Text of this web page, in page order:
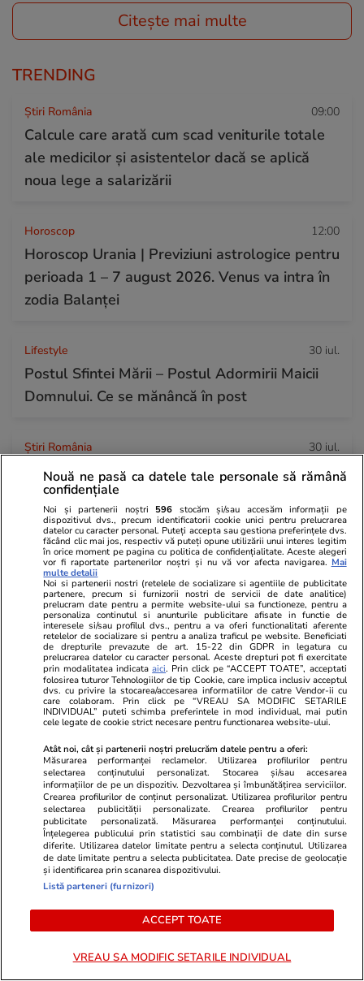
Citește mai multe
TRENDING
Știri România 09:00
Calcule care arată cum scad veniturile totale
ale medicilor și asistentelor dacă se aplică
noua lege a salarizării
Horoscop 12:00
Horoscop Urania | Previziuni astrologice pentru
perioada 1 – 7 august 2026. Venus va intra în
zodia Balanței
Lifestyle 30 iul.
Postul Sfintei Mării – Postul Adormirii Maicii
Domnului. Ce se mănâncă în post
Știri România 30 iul.
Rezultatele loto din 30 iulie 2026. Numerele
câștigătoare extrase joi
Horoscop 12:00
Horoscop Urania săptămânal
pentru Rac. Previziuni pentru
perioada 1 – 7 august 2026
Horoscop
Horoscop
pentru
perioada 1
Tehnologie
condiționat – greșeli frecvente
Nouă ne pasă ca datele tale personale să rămână
confidențiale
Noi și partenerii noștri 596 stocăm și/sau accesăm informații pe
dispozitivul dvs., precum identificatorii cookie unici pentru prelucrarea
datelor cu caracter personal. Puteți accepta sau gestiona preferințele dvs.
făcând clic mai jos, respectiv vă puteți opune utilizării unui interes legitim
în orice moment pe pagina cu politica de confidențialitate. Aceste alegeri
vor fi raportate partenerilor noștri și nu vă vor afecta navigarea. Mai
multe detalii
Noi si partenerii nostri (retelele de socializare si agentiile de publicitate
partenere, precum si furnizorii nostri de servicii de date analitice)
prelucram date pentru a permite website-ului sa functioneze, pentru a
personaliza continutul si anunturile publicitare afisate in functie de
interesele si/sau profilul dvs., pentru a va oferi functionalitati aferente
retelelor de socializare si pentru a analiza traficul pe website. Beneficiati
de drepturile prevazute de art. 15-22 din GDPR in legatura cu
prelucrarea datelor cu caracter personal. Aceste drepturi pot fi exercitate
prin modalitatea indicataaici. Prin click pe “ACCEPT TOATE”, acceptati
folosirea tuturor Tehnologiilor de tip Cookie, care implica inclusiv acceptul
dvs. cu privire la stocarea/accesarea informatiilor de catre Vendor-ii cu
care colaboram. Prin click pe “VREAU SA MODIFIC SETARILE
INDIVIDUAL” puteti schimba preferintele in mod individual, mai putin
cele legate de cookie strict necesare pentru functionarea website-ului.
Atât noi, cât și partenerii noștri prelucrăm datele pentru a oferi:
Măsurarea performanței reclamelor. Utilizarea profilurilor pentru
selectarea conținutului personalizat. Stocarea și/sau accesarea
informațiilor de pe un dispozitiv. Dezvoltarea și îmbunătățirea serviciilor.
Crearea profilurilor de conținut personalizat. Utilizarea profilurilor pentru
selectarea publicității personalizate. Crearea profilurilor pentru
publicitate personalizată. Măsurarea performanței conținutului.
Înțelegerea publicului prin statistici sau combinații de date din surse
diferite. Utilizarea datelor limitate pentru a selecta conținutul. Utilizarea
de date limitate pentru a selecta publicitatea. Date precise de geolocație
și identificarea prin scanarea dispozitivului.
Listă parteneri (furnizori)
ACCEPT TOATE
VREAU SA MODIFIC SETARILE INDIVIDUAL